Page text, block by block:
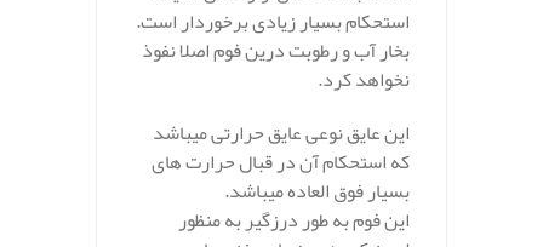
استحکام بسیار زیادی برخوردار است.
بخار آب و رطوبت درین فوم اصلا نفوذ
نخواهد کرد.
این عایق نوعی عایق حرارتی میباشد
که استحکام آن در قبال حرارت های
بسیار فوق العاده میباشد.
این فوم به طور درزگیر به منظور